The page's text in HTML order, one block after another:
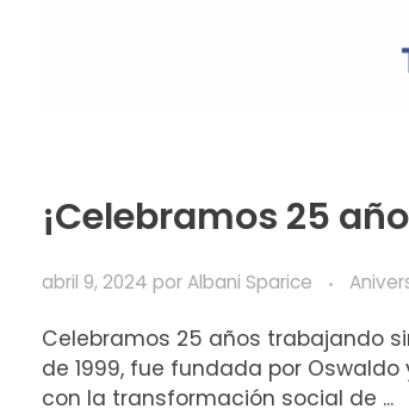
¡Celebramos 25
abril 9, 2024 porAlbani Sparice
Celebramos 25 años trabajando
de 1999, fue fundada por
con la transformación social de ...